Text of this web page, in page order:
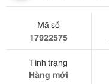
Mã số
17922575
Tình trạng
Hàng mới